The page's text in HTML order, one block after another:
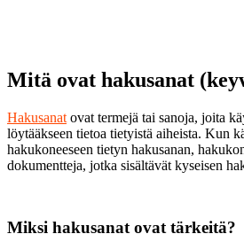
Mitä ovat hakusanat
Hakusanat ovat termejä tai sanoja, joita
löytääkseen tietoa tietyistä aiheista. Kun
hakukoneeseen tietyn hakusanan,
dokumentteja, jotka sisältävät kyseisen
Miksi hakusanat ovat tärkeitä?